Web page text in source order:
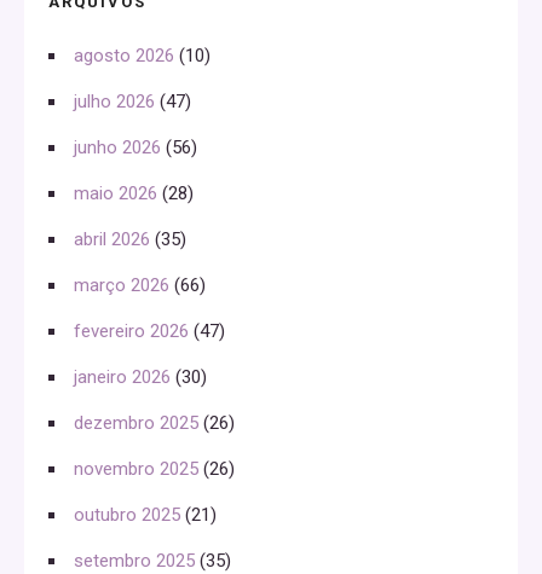
agosto 2026 (10)
julho 2026 (47)
junho 2026 (56)
maio 2026 (28)
abril 2026 (35)
março 2026 (66)
fevereiro 2026 (47)
janeiro 2026 (30)
dezembro 2025 (26)
novembro 2025 (26)
outubro 2025 (21)
setembro 2025 (35)